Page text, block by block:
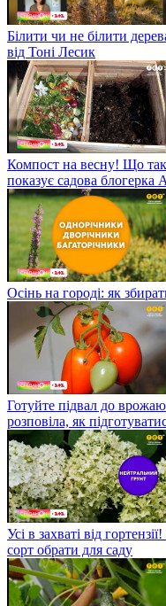
Білити чи не білити
від Тоні Лесик
Компост на весну! Що
показує садова блогерка
Осінь на городі: як
Готуйте підвал до
розповіла, як
Усі в захваті від
сорт обрати для саду